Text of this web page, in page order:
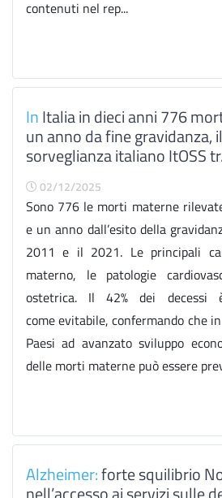
contenuti nel rep...
InItalia in dieci anni 776
un anno da fine gravidanza,
sorveglianza italiano ItOSS
02/12/2025
Sono 776 le morti materne
e un anno dall’esito della
2011 e il 2021. Le principali
materno, le patologie
ostetrica. Il 42% dei decessi
come evitabile, confermando che
Paesi ad avanzato sviluppo
delle morti materne può essere
Alzheimer:forte squilibrio